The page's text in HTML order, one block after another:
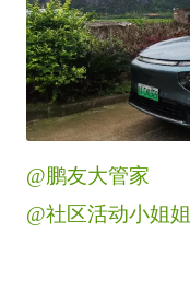
@鹏友大管家
@社区活动小姐姐